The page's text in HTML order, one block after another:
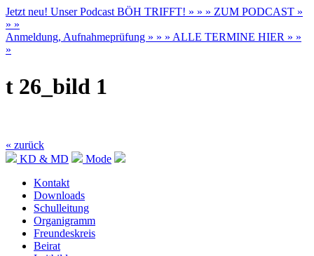
Jetzt neu! Unser Podcast BÖH TRIFFT! » » » ZUM PODCAST »
» »
Anmeldung, Aufnahmeprüfung » » » ALLE TERMINE HIER » »
»
t 26_bild 1
« zurück
KD & MD
Mode
Kontakt
Downloads
Schulleitung
Organigramm
Freundeskreis
Beirat